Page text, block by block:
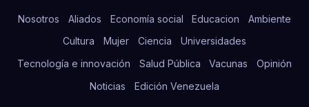
Nosotros Aliados Economía social Educacion
Ambiente
Cultura
Mujer Ciencia
Universidades
Tecnología e innovación
Salud Pública Vacunas
Opinión
Noticias
Edición Venezuela